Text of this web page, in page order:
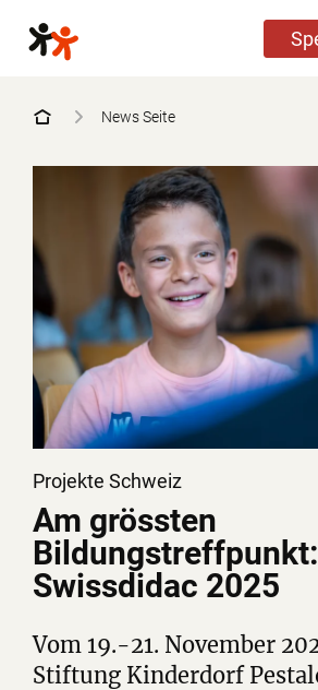
zum
News Seite
Projekte Schweiz
Am grössten
Bildungstreffpunkt:
Swissdidac 2025
Vom 19.-21. November
Stiftung Kinderdorf